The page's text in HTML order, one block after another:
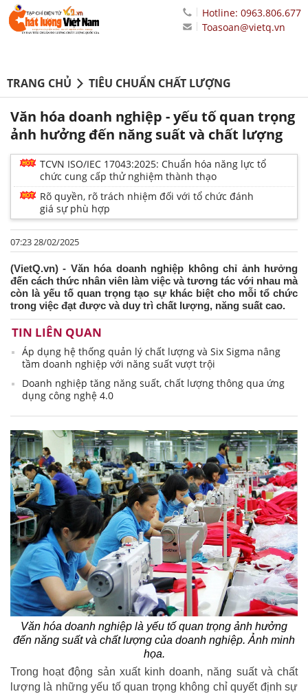
Hotline: 0963.806.677
Toasoan@vietq.vn
TRANG CHỦ TIÊU CHUẨN CHẤT LƯỢNG
Văn hóa doanh nghiệp - yếu tố quan trọng
ảnh hưởng đến năng suất và chất lượng
TCVN ISO/IEC 17043:2025: Chuẩn hóa năng lực tổ
chức cung cấp thử nghiệm thành thạo
Rõ quyền, rõ trách nhiệm đối với tổ chức đánh
giá sự phù hợp
07:23 28/02/2025
(VietQ.vn) - Văn hóa doanh nghiệp không chỉ ảnh hưởng
đến cách thức nhân viên làm việc và tương tác với nhau mà
còn là yếu tố quan trọng tạo sự khác biệt cho mỗi tổ chức
trong việc đạt được và duy trì chất lượng, năng suất cao.
TIN LIÊN QUAN
Áp dụng hệ thống quản lý chất lượng và Six Sigma nâng
tầm doanh nghiệp với năng suất vượt trội
Doanh nghiệp tăng năng suất, chất lượng thông qua ứng
dụng công nghệ 4.0
Văn hóa doanh nghiệp là yếu tố quan trọng ảnh hưởng
đến năng suất và chất lượng của doanh nghiệp. Ảnh minh
họa.
Trong hoạt động sản xuất kinh doanh, năng suất và chất
lượng là những yếu tố quan trọng không chỉ quyết định sự